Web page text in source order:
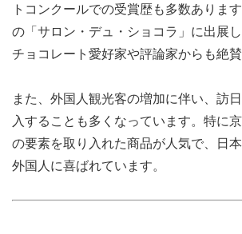
トコンクールでの受賞歴も多数ありま
の「サロン・デュ・ショコラ」に出展
チョコレート愛好家や評論家からも絶賛
また、外国人観光客の増加に伴い、訪
入することも多くなっています。特に
の要素を取り入れた商品が人気で、日
外国人に喜ばれています。